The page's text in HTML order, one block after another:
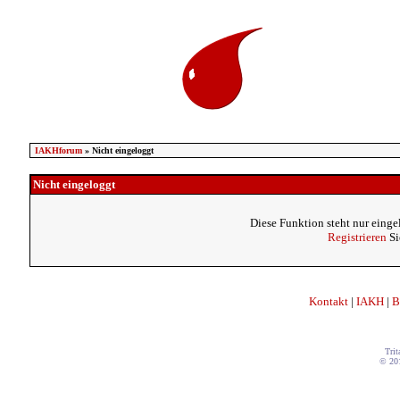
IAKHforum» Nicht eingeloggt
Nicht eingeloggt
Diese Funktion steht nur
Registrieren
Kontakt | IAKH |
©